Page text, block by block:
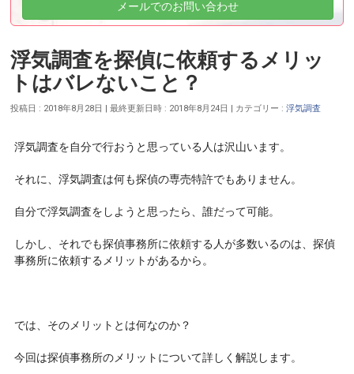
メールでのお問い合わせ
浮気調査を探偵に依頼するメリッ
トはバレないこと？
投稿日 : 2018年8月28日 最終更新日時 : 2018年8月24日 カテゴリー :浮気調査
浮気調査を自分で行おうと思っている人は沢山います。
それに、浮気調査は何も探偵の専売特許でもありません。
自分で浮気調査をしようと思ったら、誰だって可能。
しかし、それでも探偵事務所に依頼する人が多数いるのは、探偵
事務所に依頼するメリットがあるから。
では、そのメリットとは何なのか？
今回は探偵事務所のメリットについて詳しく解説します。